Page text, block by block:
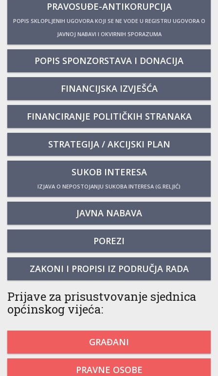
PRAVOSUĐE-ANTIKORUPCIJA
POPIS SKLOPLJENIH UGOVORA KOJI SE NE VODE U REGISTRU UGOVORA O
JAVNOJ NABAVI I OKVIRNIH SPORAZUMA
POPIS SPONZORSTAVA I DONACIJA
FINANCIJSKA IZVJEŠĆA
FINANCIRANJE POLITIČKIH STRANAKA
STRATEGIJA / AKCIJSKI PLAN
SUKOB INTERESA
IZJAVA O NEPOSTOJANJU SUKOBA INTERESA (G.RELJIĆ)
JAVNA NABAVA
POREZI
ZAKONI I PROPISI IZ PODRUČJA RADA
Prijave za prisustvovanje sjednica
općinskog vijeća:
GRAĐANI
PRAVNE OSOBE